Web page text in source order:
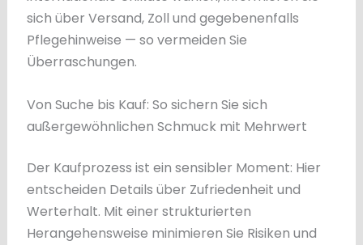
sich über Versand, Zoll und gegebenenfalls
Pflegehinweise — so vermeiden Sie
Überraschungen.
Von Suche bis Kauf: So sichern Sie sich
außergewöhnlichen Schmuck mit Mehrwert
Der Kaufprozess ist ein sensibler Moment: Hier
entscheiden Details über Zufriedenheit und
Werterhalt. Mit einer strukturierten
Herangehensweise minimieren Sie Risiken und